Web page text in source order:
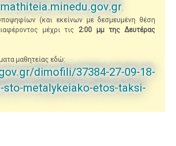
(και εκείνων με δεσμευμένη θέση
μέχρι τις2:00 μμ της Δευτέρας
μαθητείας εδώ:
dimofili/37384-27-09-18-
metalykeiako-etos-taksi-